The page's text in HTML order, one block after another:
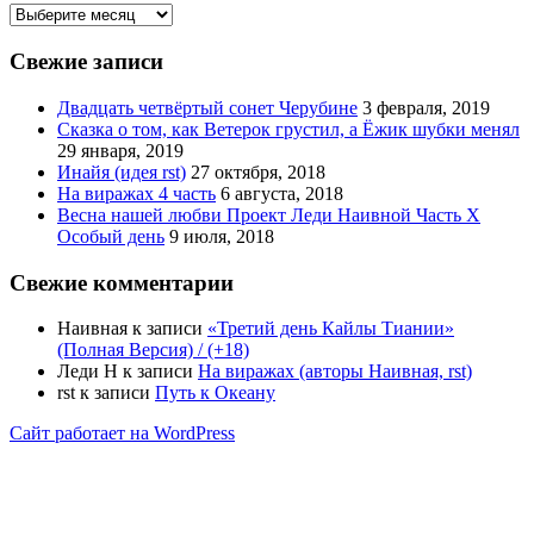
Архивы
Свежие записи
Двадцать четвёртый сонет Черубине 3 февраля, 2019
Сказка о том, как Ветерок грустил, а Ёжик шубки менял
29 января, 2019
Инайя (идея rst) 27 октября, 2018
На виражах 4 часть 6 августа, 2018
Весна нашей любви Проект Леди Наивной Часть Х
Особый день 9 июля, 2018
Свежие комментарии
Наивная к записи «Третий день Кайлы Тиании»
(Полная Версия) / (+18)
Леди Н к записи На виражах (авторы Наивная, rst)
rst к записи Путь к Океану
Сайт работает на WordPress